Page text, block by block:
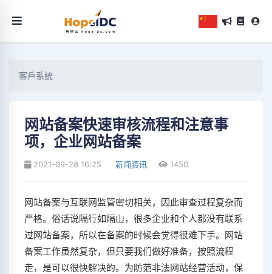
客戶系統
网站备案快速审核流程和注意事
项，企业网站备案
2021-09-28 16:25 新闻资讯 1450
网站备案与互联网监管密切相关，因此审查过程复杂而
严格。俗话说隔行如隔山，很多企业和个人都没有联系
过网站备案，所以在备案的时候会觉得很难下手。网站
备案工作虽然复杂，但只要我们做好准备，按照流程
走，是可以很快解决的。为防范非法网站经营活动，保